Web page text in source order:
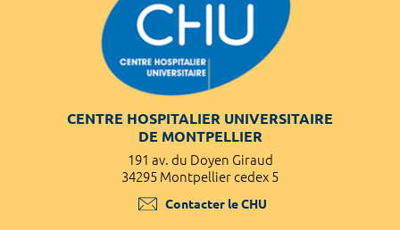
CENTRE HOSPITALIER UNIVERSITAIRE
DE MONTPELLIER
191 av. du Doyen Giraud
34295 Montpellier cedex 5
Contacter le CHU